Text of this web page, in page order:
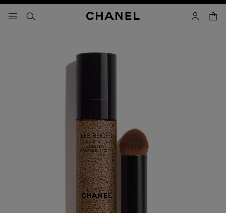
メニュー - メインナビゲーション
- メインナビゲーション
検索 マイアカ
カー